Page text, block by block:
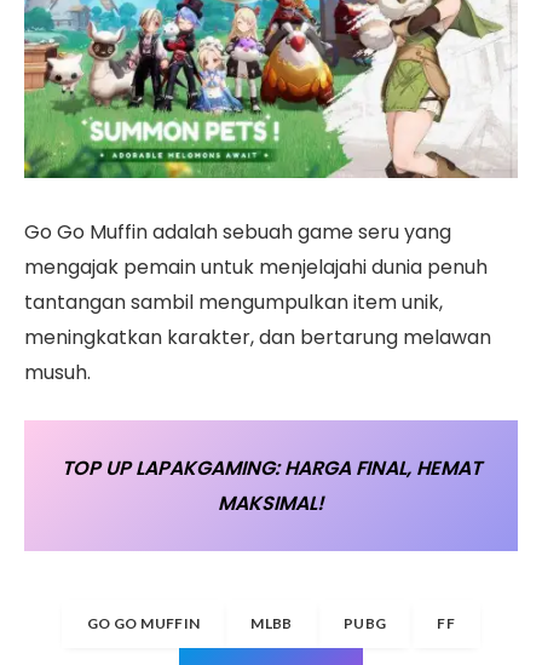
Go Go Muffin adalah sebuah game seru yang
mengajak pemain untuk menjelajahi dunia penuh
tantangan sambil mengumpulkan item unik,
meningkatkan karakter, dan bertarung melawan
musuh.
TOP UP LAPAKGAMING: HARGA FINAL, HEMAT
MAKSIMAL!
GO GO MUFFIN MLBB PUBG FF